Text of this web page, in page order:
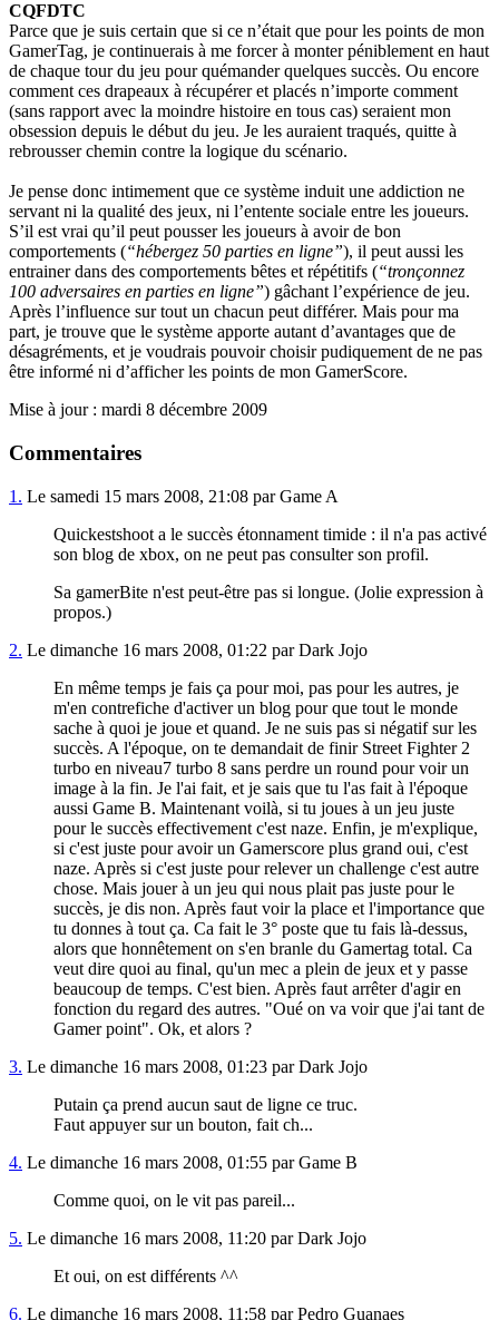
CQFDTC
Parce que je suis certain que si ce n’était que pour les points de mon
GamerTag, je continuerais à me forcer à monter péniblement en haut
de chaque tour du jeu pour quémander quelques succès. Ou encore
comment ces drapeaux à récupérer et placés n’importe comment
(sans rapport avec la moindre histoire en tous cas) seraient mon
obsession depuis le début du jeu. Je les auraient traqués, quitte à
rebrousser chemin contre la logique du scénario.
Je pense donc intimement que ce système induit une addiction ne
servant ni la qualité des jeux, ni l’entente sociale entre les joueurs.
S’il est vrai qu’il peut pousser les joueurs à avoir de bon
comportements (“hébergez 50 parties en ligne”), il peut aussi les
entrainer dans des comportements bêtes et répétitifs (“tronçonnez
100 adversaires en parties en ligne”) gâchant l’expérience de jeu.
Après l’influence sur tout un chacun peut différer. Mais pour ma
part, je trouve que le système apporte autant d’avantages que de
désagréments, et je voudrais pouvoir choisir pudiquement de ne pas
être informé ni d’afficher les points de mon GamerScore.
Mise à jour : mardi 8 décembre 2009
Commentaires
1. Le samedi 15 mars 2008, 21:08 par Game A
Quickestshoot a le succès étonnament timide : il n'a pas activé
son blog de xbox, on ne peut pas consulter son profil.
Sa gamerBite n'est peut-être pas si longue. (Jolie expression à
propos.)
2. Le dimanche 16 mars 2008, 01:22 par Dark Jojo
En même temps je fais ça pour moi, pas pour les autres, je
m'en contrefiche d'activer un blog pour que tout le monde
sache à quoi je joue et quand. Je ne suis pas si négatif sur les
succès. A l'époque, on te demandait de finir Street Fighter 2
turbo en niveau7 turbo 8 sans perdre un round pour voir un
image à la fin. Je l'ai fait, et je sais que tu l'as fait à l'époque
aussi Game B. Maintenant voilà, si tu joues à un jeu juste
pour le succès effectivement c'est naze. Enfin, je m'explique,
si c'est juste pour avoir un Gamerscore plus grand oui, c'est
naze. Après si c'est juste pour relever un challenge c'est autre
chose. Mais jouer à un jeu qui nous plait pas juste pour le
succès, je dis non. Après faut voir la place et l'importance que
tu donnes à tout ça. Ca fait le 3° poste que tu fais là-dessus,
alors que honnêtement on s'en branle du Gamertag total. Ca
veut dire quoi au final, qu'un mec a plein de jeux et y passe
beaucoup de temps. C'est bien. Après faut arrêter d'agir en
fonction du regard des autres. "Oué on va voir que j'ai tant de
Gamer point". Ok, et alors ?
3. Le dimanche 16 mars 2008, 01:23 par Dark Jojo
Putain ça prend aucun saut de ligne ce truc.
Faut appuyer sur un bouton, fait ch...
4. Le dimanche 16 mars 2008, 01:55 par Game B
Comme quoi, on le vit pas pareil...
5. Le dimanche 16 mars 2008, 11:20 par Dark Jojo
Et oui, on est différents ^^
6. Le dimanche 16 mars 2008, 11:58 par Pedro Guanaes